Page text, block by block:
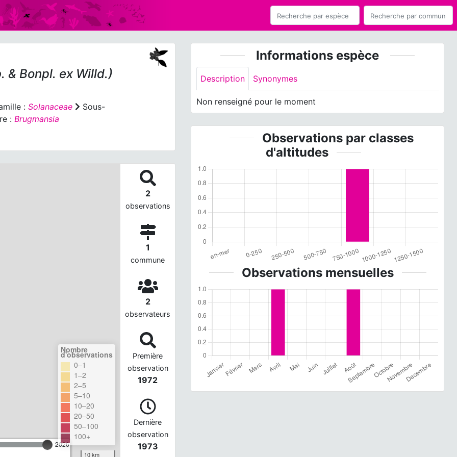
& Bonpl. ex Willd.)
: Solanaceae
Sous-
: Brugmansia
2026
Nombre
d'observations
0–1
1–2
2–5
5–10
10–20
20–50
50–100
100+
10 km
2
observations
1
commune
2
observateurs
Première
observation
1972
Dernière
observation
1973
Informations espèce
Description Synonymes
Non renseigné pour le moment
Observations par classes
d'altitudes
Observations mensuelles